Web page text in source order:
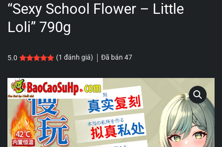
“Sexy School Flower – Little
Loli” 790g
5.0 5.0 trên 5 dựa trên
1 đánh giá
(1 đánh giá) Đã bán 47